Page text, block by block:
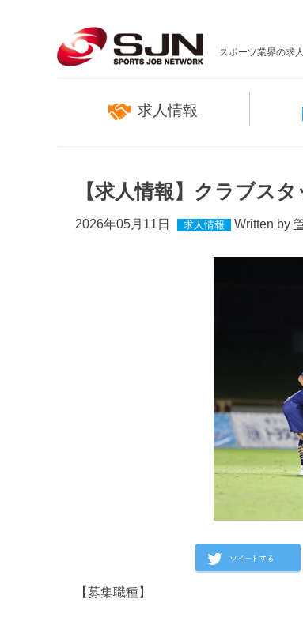
スポーツ業界の求
求人情報
【求人情報】クラブス
2026年05月11日 求人情報 Written by
【募集職種】